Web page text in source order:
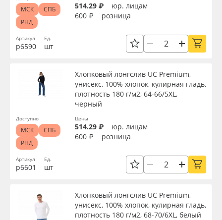
Артикул
р6590
Ед.
шт
514.29 ₽
юр. лицам
600 ₽
розница
МСК
СПБ
РНД
Артикул
р6601
Хлопковый лонгслив UC Premium,
унисекс, 100% хлопок, кулирная гладь,
плотность 180 г/м2, 64-66/5XL,
черный
Ед.
шт
Цены
514.29 ₽
юр. лицам
600 ₽
розница
Доступно
МСК
СПБ
РНД
Хлопковый лонгслив UC Premium,
унисекс, 100% хлопок, кулирная гладь,
плотность 180 г/м2, 68-70/6XL, белый